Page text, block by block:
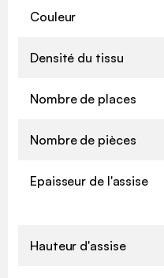
Couleur
Densité du tissu
Nombre de places
Nombre de pièces
Epaisseur de l'assise
Hauteur d'assise